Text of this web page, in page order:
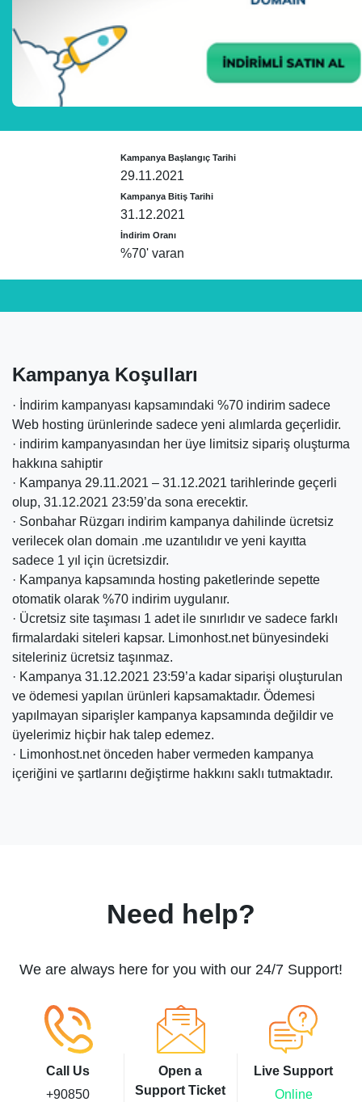
Kampanya Başlangıç Tarihi
29.11.2021
Kampanya Bitiş Tarihi
31.12.2021
İndirim Oranı
%70' varan
Kampanya Koşulları
· İndirim kampanyası kapsamındaki %70 indirim sadece
Web hosting ürünlerinde sadece yeni alımlarda geçerlidir.
· indirim kampanyasından her üye limitsiz sipariş oluşturma
hakkına sahiptir
· Kampanya 29.11.2021 – 31.12.2021 tarihlerinde geçerli
olup, 31.12.2021 23:59’da sona erecektir.
· Sonbahar Rüzgarı indirim kampanya dahilinde ücretsiz
verilecek olan domain .me uzantılıdır ve yeni kayıtta
sadece 1 yıl için ücretsizdir.
· Kampanya kapsamında hosting paketlerinde sepette
otomatik olarak %70 indirim uygulanır.
· Ücretsiz site taşıması 1 adet ile sınırlıdır ve sadece farklı
firmalardaki siteleri kapsar. Limonhost.net bünyesindeki
siteleriniz ücretsiz taşınmaz.
· Kampanya 31.12.2021 23:59’a kadar siparişi oluşturulan
ve ödemesi yapılan ürünleri kapsamaktadır. Ödemesi
yapılmayan siparişler kampanya kapsamında değildir ve
üyelerimiz hiçbir hak talep edemez.
· Limonhost.net önceden haber vermeden kampanya
içeriğini ve şartlarını değiştirme hakkını saklı tutmaktadır.
Need help?
We are always here for you with our 24/7 Support!
Call Us
+90850
Open a
Support Ticket
Live Support
Online